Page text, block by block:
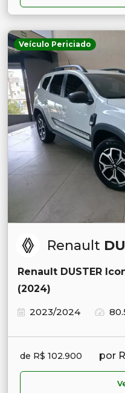
Veículo Periciado
Renault
Renault DUSTER
(2024)
2023/2024
de R$ 102.900 por